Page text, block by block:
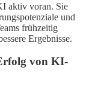
aktiv voran. Sie
und
frühzeitig
Ergebnisse.
von KI-